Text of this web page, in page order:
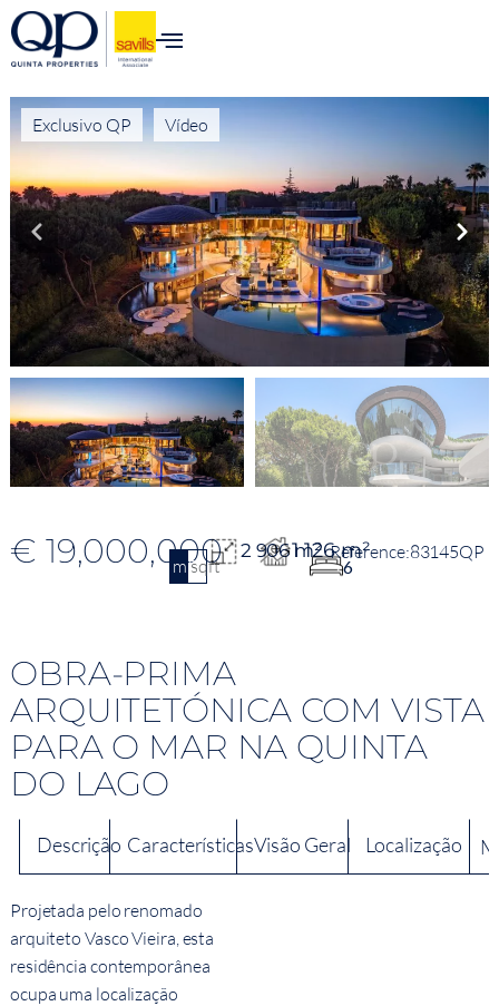
Exclusivo QP Vídeo
€ 19,000,000
m2sqft
2 906 m²1 126 m²
6
83145QP
OBRA-PRIMA
ARQUITETÓNICA COM VISTA
PARA O MAR NA QUINTA
DO LAGO
Descrição CaracterísticasVisão Geral Localização
Projetada pelo renomado
arquiteto Vasco Vieira, esta
residência contemporânea
ocupa uma localização